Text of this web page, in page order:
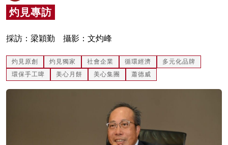
灼見專訪
採訪：梁穎勤 攝影：文灼峰
灼見原創 灼見獨家 社會企業 循環經濟
多元化品牌
環保手工啤
美心月餅 美心集團 蕭德威